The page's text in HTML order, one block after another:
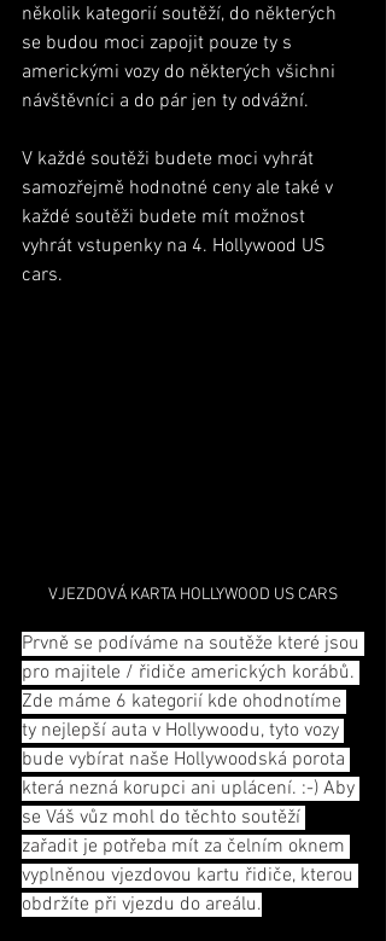
několik kategorií soutěží, do některých
se budou moci zapojit pouze ty s
americkými vozy do některých všichni
návštěvníci a do pár jen ty odvážní.
V každé soutěži budete moci vyhrát
samozřejmě hodnotné ceny ale také v
každé soutěži budete mít možnost
vyhrát vstupenky na 4. Hollywood US
cars.
VJEZDOVÁ KARTA HOLLYWOOD US CARS
Prvně se podíváme na soutěže které jsou
pro majitele / řidiče amerických korábů.
Zde máme 6 kategorií kde ohodnotíme
ty nejlepší auta v Hollywoodu, tyto vozy
bude vybírat naše Hollywoodská porota
která nezná korupci ani uplácení. :-) Aby
se Váš vůz mohl do těchto soutěží
zařadit je potřeba mít za čelním oknem
vyplněnou vjezdovou kartu řidiče, kterou
obdržíte při vjezdu do areálu.